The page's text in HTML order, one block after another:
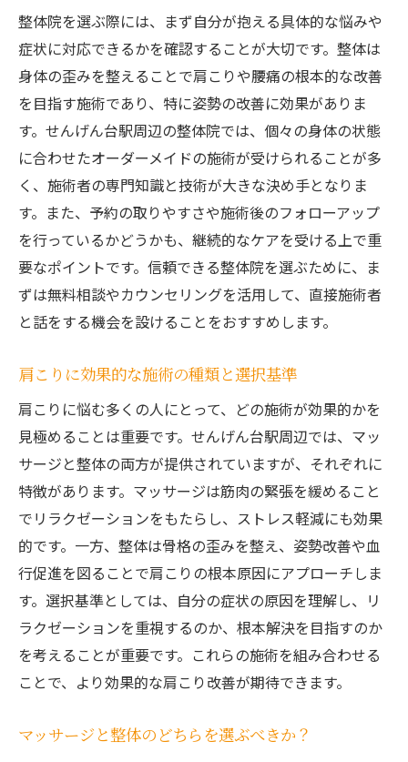
マッサージで得られる心理的効果
日常生活におけるストレス解消法
癒しを求める人におすすめの施設
マッサージによるリフレッシュのすすめ
整体院を選ぶ際には、まず自分が抱える具体的な悩みや
症状に対応できるかを確認することが大切です。整体は
身体の歪みを整えることで肩こりや腰痛の根本的な改善
を目指す施術であり、特に姿勢の改善に効果がありま
す。せんげん台駅周辺の整体院では、個々の身体の状態
に合わせたオーダーメイドの施術が受けられることが多
く、施術者の専門知識と技術が大きな決め手となりま
す。また、予約の取りやすさや施術後のフォローアップ
を行っているかどうかも、継続的なケアを受ける上で重
要なポイントです。信頼できる整体院を選ぶために、ま
ずは無料相談やカウンセリングを活用して、直接施術者
と話をする機会を設けることをおすすめします。
肩こりに効果的な施術の種類と選択基準
肩こりに悩む多くの人にとって、どの施術が効果的かを
見極めることは重要です。せんげん台駅周辺では、マッ
サージと整体の両方が提供されていますが、それぞれに
特徴があります。マッサージは筋肉の緊張を緩めること
でリラクゼーションをもたらし、ストレス軽減にも効果
的です。一方、整体は骨格の歪みを整え、姿勢改善や血
行促進を図ることで肩こりの根本原因にアプローチしま
す。選択基準としては、自分の症状の原因を理解し、リ
ラクゼーションを重視するのか、根本解決を目指すのか
を考えることが重要です。これらの施術を組み合わせる
ことで、より効果的な肩こり改善が期待できます。
マッサージと整体のどちらを選ぶべきか？